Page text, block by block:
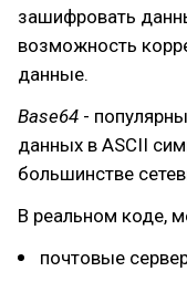
зашифровать
возможность
данные.
Base64 -
данных в ASCII
большинстве
В реальном коде,
почтовые